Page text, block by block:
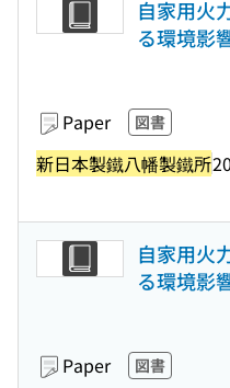
自家用火
る環境影
Paper 図書
新日本製鐵八幡製鐵所
自家用火
る環境影
Paper 図書